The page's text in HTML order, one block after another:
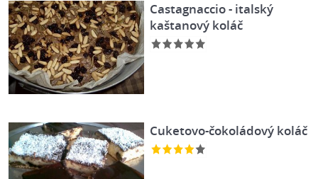
Castagnaccio - italský
kaštanový koláč
Cuketovo-čokoládový koláč